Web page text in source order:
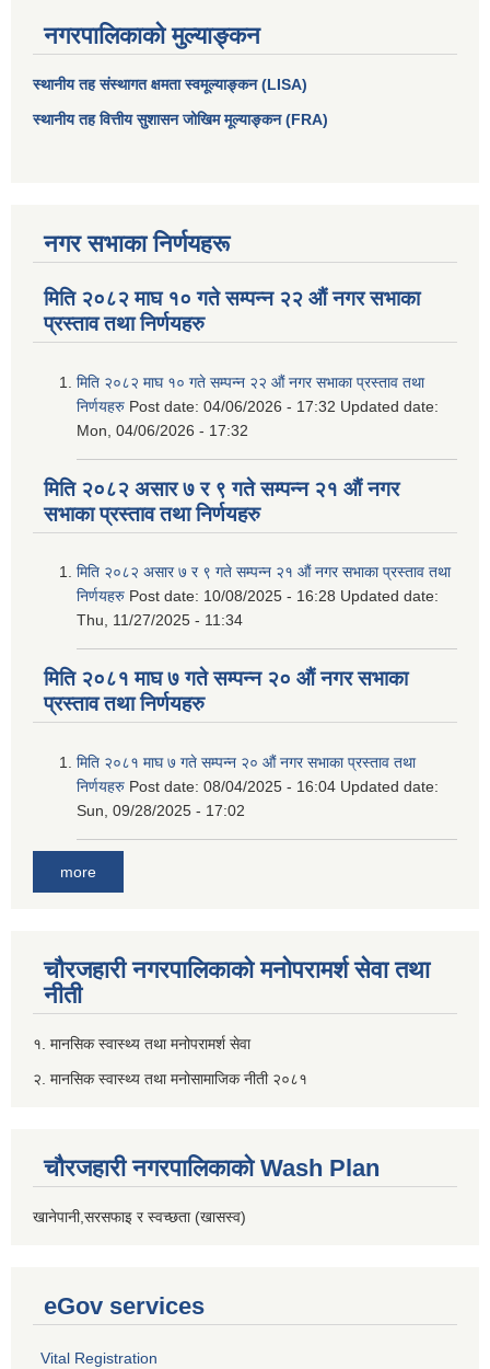
नगरपालिकाको मुल्याङ्कन
स्थानीय तह संस्थागत क्षमता स्वमूल्याङ्कन (LISA)
स्थानीय तह वित्तीय सुशासन जोखिम मूल्याङ्कन (FRA)
नगर सभाका निर्णयहरू
मिति २०८२ माघ १० गते सम्पन्न २२ औं नगर सभाका
प्रस्ताव तथा निर्णयहरु
मिति २०८२ माघ १० गते सम्पन्न २२ औं नगर सभाका प्रस्ताव तथा
निर्णयहरु Post date: 04/06/2026 - 17:32 Updated date:
Mon, 04/06/2026 - 17:32
मिति २०८२ असार ७ र ९ गते सम्पन्न २१ औं नगर
सभाका प्रस्ताव तथा निर्णयहरु
मिति २०८२ असार ७ र ९ गते सम्पन्न २१ औं नगर सभाका प्रस्ताव तथा
निर्णयहरु Post date: 10/08/2025 - 16:28 Updated date:
Thu, 11/27/2025 - 11:34
मिति २०८१ माघ ७ गते सम्पन्न २० औं नगर सभाका
प्रस्ताव तथा निर्णयहरु
मिति २०८१ माघ ७ गते सम्पन्न २० औं नगर सभाका प्रस्ताव तथा
निर्णयहरु Post date: 08/04/2025 - 16:04 Updated date:
Sun, 09/28/2025 - 17:02
more
चौरजहारी नगरपालिकाको मनोपरामर्श सेवा तथा
नीती
१. मानसिक स्वास्थ्य तथा मनोपरामर्श सेवा
२. मानसिक स्वास्थ्य तथा मनोसामाजिक नीती २०८१
चौरजहारी नगरपालिकाको Wash Plan
खानेपानी,सरसफाइ र स्वच्छता (खासस्व)
eGov services
Vital Registration